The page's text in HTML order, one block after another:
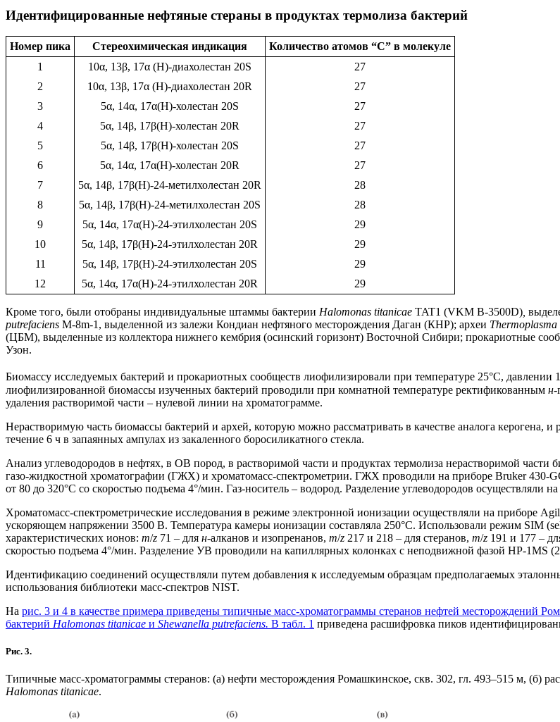
Идентифицированные нефтяные стераны в продуктах термолиза бактерий
Номер пика Стереохимическая индикация
Количество атомов “С” в молекуле
1
10α, 13β, 17α (Н)-диахолестан 20S
27
2
10α, 13β, 17α (Н)-диахолестан 20R
27
3
5α, 14α, 17α(H)-холестан 20S
27
4
5α, 14β, 17β(H)-холестан 20R
27
5
5α, 14β, 17β(H)-холестан 20S
27
6
5α, 14α, 17α(H)-холестан 20R
27
7
5α, 14β, 17β(H)-24-метилхолестан 20R
28
8
5α, 14β, 17β(H)-24-метилхолестан 20S
28
9
5α, 14α, 17α(H)-24-этилхолестан 20S
29
10
5α, 14β, 17β(H)-24-этилхолестан 20R
29
11
5α, 14β, 17β(H)-24-этилхолестан 20S
29
12
5α, 14α, 17α(H)-24-этилхолестан 20R 29
Кроме того, были отобраны индивидуальные штаммы бактерии Halomonas titanicae TAT1 (VKM B-3500D),
putrefaciens M-8m-1, выделенной из залежи Кондиан нефтяного месторождения Даган (КНР); археи Thermoplasma
(ЦБМ), выделенные из коллектора нижнего кембрия (осинский горизонт) Восточной Сибири; прокариотные
Узон.
Биомассу исследуемых бактерий и прокариотных сообществ лиофилизировали при температуре 25°С, давлении
лиофилизированной биомассы изученных бактерий проводили при комнатной температуре ректификованным н-
удаления растворимой части – нулевой линии на хроматограмме.
Нерастворимую часть биомассы бактерий и архей, которую можно рассматривать в качестве аналога
течение 6 ч в запаянных ампулах из закаленного боросиликатного стекла.
Анализ углеводородов в нефтях, в ОВ пород, в растворимой части и продуктах термолиза нерастворимой
газо-жидкостной хроматографии (ГЖХ) и хроматомасс-спектрометрии. ГЖХ проводили на приборе Bruker 430-
от 80 до 320°C cо скоростью подъема 4°/мин. Газ-носитель – водород. Разделение углеводородов
Хроматомасс-спектрометрические исследования в режиме электронной ионизации осуществляли на приборе
ускоряющем напряжении 3500 В. Температура камеры ионизации составляла 250°С. Использовали режим SIM
характеристических ионов: m/z 71 – для н-алканов и изопренанов, m/z 217 и 218 – для стеранов, m/z 191 и 177 –
скоростью подъема 4°/мин. Разделение УВ проводили на капиллярных колонках с неподвижной фазой HP-1MS
Идентификацию соединений осуществляли путем добавления к исследуемым образцам предполагаемых
использования библиотеки масс-спектров NIST.
На рис. 3 и 4 в качестве примера приведены типичные масс-хроматограммы стеранов нефтей месторождений
бактерий Halomonas titanicae и Shewanella putrefaciens. В табл. 1 приведена расшифровка пиков
Рис. 3.
Типичные масс-хроматограммы стеранов: (а) нефти месторождения Ромашкинское, скв. 302, гл. 493–515 м, (б)
Halomonas titanicae.